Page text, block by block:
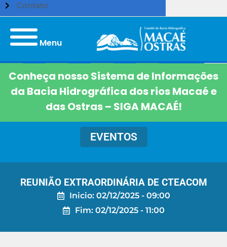
Contato
Menu
Conheça nosso Sistema de Informações
da Bacia Hidrográfica dos rios Macaé e
das Ostras – SIGA MACAÉ!
EVENTOS
REUNIÃO EXTRAORDINÁRIA DE CTEACOM
Inicio: 02/12/2025 - 09:00
Fim: 02/12/2025 - 11:00